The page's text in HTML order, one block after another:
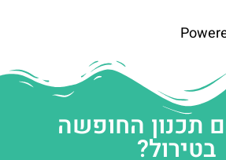
תכנון החופשה
בטירול?